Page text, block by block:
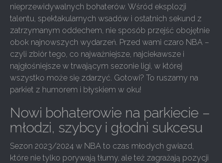
nieprzewidywalnych bohaterów. Wśród eksplozji
talentu, spektakularnych wsadów i ostatnich sekund z
zatrzymanym oddechem, nie sposób przejść obojętnie
obok najnowszych wydarzeń. Przed wami czaro NBA –
czyli zbiór tego, co najważniejsze, najciekawsze i
najgłośniejsze w trwającym sezonie ligi, w której
wszystko może się zdarzyć. Gotowi? To ruszamy na
parkiet z humorem i błyskiem w oku!
Nowi bohaterowie na parkiecie –
młodzi, szybcy i głodni sukcesu
Sezon 2023/2024 w NBA to czas młodych gwiazd,
które nie tylko porywają tłumy, ale też zagrażają pozycji